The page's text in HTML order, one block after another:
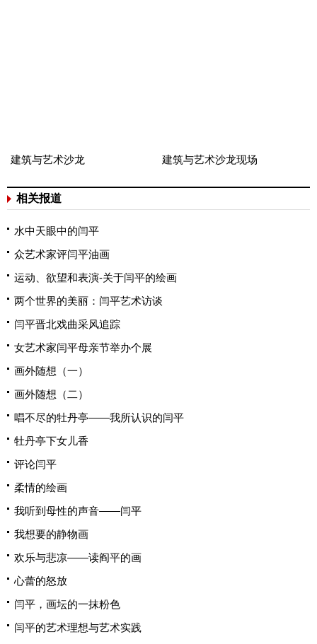
建筑与艺术沙龙 建筑与艺术沙龙现场
相关报道
水中天眼中的闫平
众艺术家评闫平油画
运动、欲望和表演-关于闫平的绘画
两个世界的美丽：闫平艺术访谈
闫平晋北戏曲采风追踪
女艺术家闫平母亲节举办个展
画外随想（一）
画外随想（二）
唱不尽的牡丹亭——我所认识的闫平
牡丹亭下女儿香
评论闫平
柔情的绘画
我听到母性的声音——闫平
我想要的静物画
欢乐与悲凉——读阎平的画
心蕾的怒放
闫平，画坛的一抹粉色
闫平的艺术理想与艺术实践